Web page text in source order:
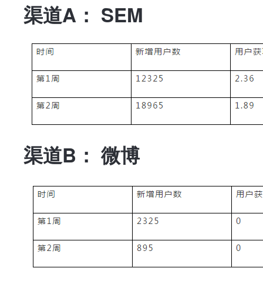
渠道A： SEM
渠道B： 微博